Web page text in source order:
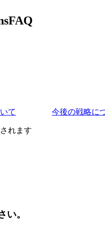
FAQ
て 今後の戦略に
れます
い。